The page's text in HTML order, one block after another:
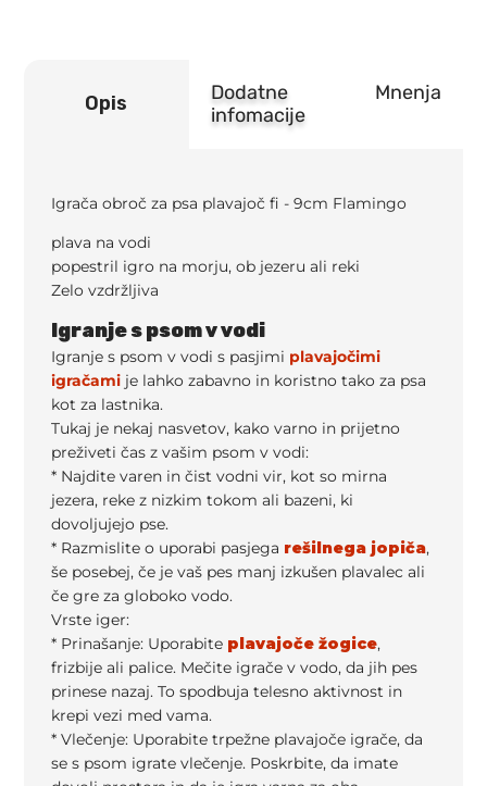
Opis
Dodatne
infomacije
Mnenja
Igrača obroč za psa plavajoč fi - 9cm Flamingo
plava na vodi
popestril igro na morju, ob jezeru ali reki
Zelo vzdržljiva
Igranje s psom v vodi
Igranje s psom v vodi s pasjimi plavajočimi
igračami je lahko zabavno in koristno tako za psa
kot za lastnika.
Tukaj je nekaj nasvetov, kako varno in prijetno
preživeti čas z vašim psom v vodi:
* Najdite varen in čist vodni vir, kot so mirna
jezera, reke z nizkim tokom ali bazeni, ki
dovoljujejo pse.
* Razmislite o uporabi pasjega rešilnega jopiča,
še posebej, če je vaš pes manj izkušen plavalec ali
če gre za globoko vodo.
Vrste iger:
* Prinašanje: Uporabite plavajoče žogice,
frizbije ali palice. Mečite igrače v vodo, da jih pes
prinese nazaj. To spodbuja telesno aktivnost in
krepi vezi med vama.
* Vlečenje: Uporabite trpežne plavajoče igrače, da
se s psom igrate vlečenje. Poskrbite, da imate